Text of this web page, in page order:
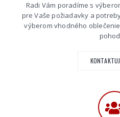
Radi Vám poradíme s
pre Vaše požiadavky a
výberom vhodného